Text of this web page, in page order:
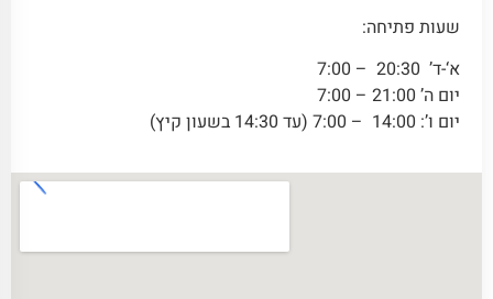
שעות פתיחה:
א‘-ד’ 20:30 – 7:00
יום ה’ 21:00 – 7:00
יום ו’: 14:00 – 7:00 (עד 14:30 בשעון קיץ)